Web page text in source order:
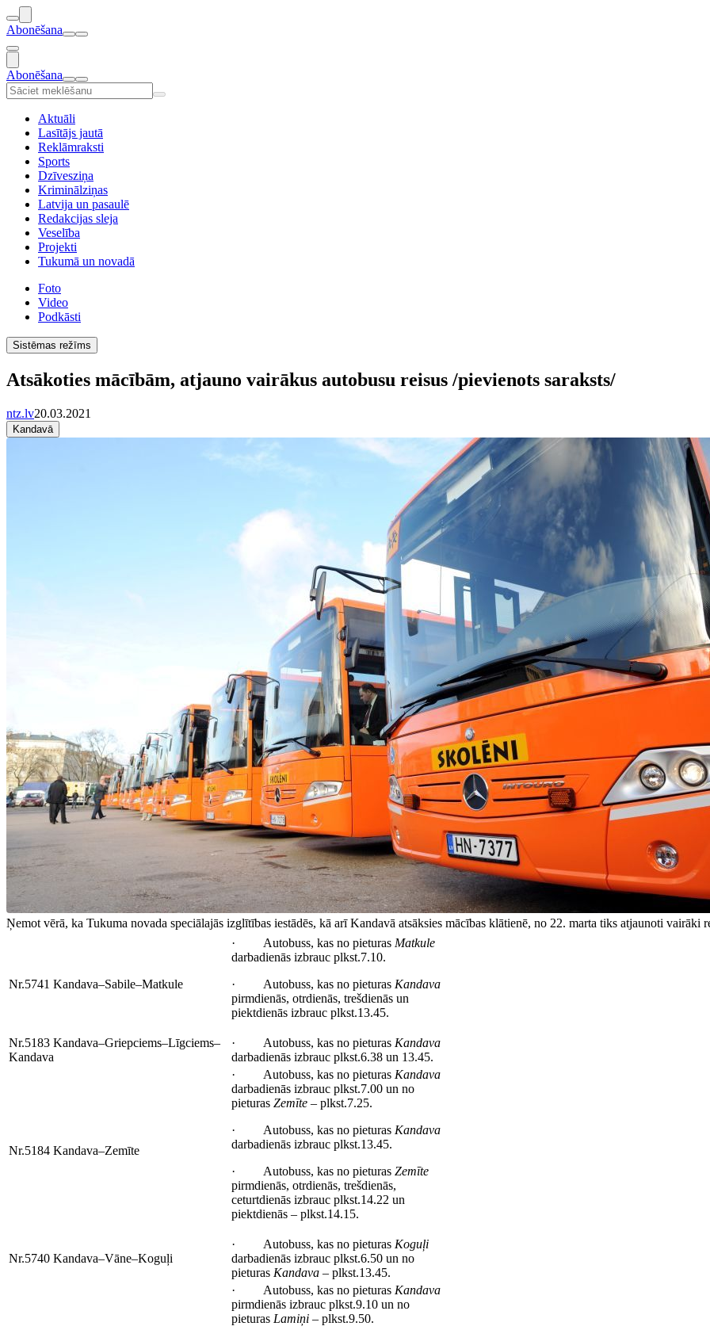
Abonēšana
Abonēšana
Aktuāli
Lasītājs jautā
Reklāmraksti
Sports
Dzīvesziņa
Kriminālziņas
Latvija un pasaulē
Redakcijas sleja
Veselība
Projekti
Tukumā un novadā
Foto
Video
Podkāsti
Sistēmas režīms
Atsākoties mācībām, atjauno vairākus autobusu reisus /pievienots saraksts/
ntz.lv20.03.2021
Kandavā
Ņemot vērā, ka Tukuma novada speciālajās izglītības iestādēs, kā arī Kandavā atsāksies mācības klātienē, no 22. marta tiks atjaunoti vairāki
Nr.5741 Kandava–Sabile–Matkule
· Autobuss, kas no pieturas Matkule
darbadienās izbrauc plkst.7.10.
· Autobuss, kas no pieturas Kandava
pirmdienās, otrdienās, trešdienās un
piektdienās izbrauc plkst.13.45.
Nr.5183 Kandava–Griepciems–Līgciems–
Kandava
· Autobuss, kas no pieturas Kandava
darbadienās izbrauc plkst.6.38 un 13.45.
Nr.5184 Kandava–Zemīte
· Autobuss, kas no pieturas Kandava
darbadienās izbrauc plkst.7.00 un no
pieturas Zemīte – plkst.7.25.
· Autobuss, kas no pieturas Kandava
darbadienās izbrauc plkst.13.45.
· Autobuss, kas no pieturas Zemīte
pirmdienās, otrdienās, trešdienās,
ceturtdienās izbrauc plkst.14.22 un
piektdienās – plkst.14.15.
Nr.5740 Kandava–Vāne–Koguļi
· Autobuss, kas no pieturas Koguļi
darbadienās izbrauc plkst.6.50 un no
pieturas Kandava – plkst.13.45.
· Autobuss, kas no pieturas Kandava
pirmdienās izbrauc plkst.9.10 un no
pieturas Lamiņi – plkst.9.50.